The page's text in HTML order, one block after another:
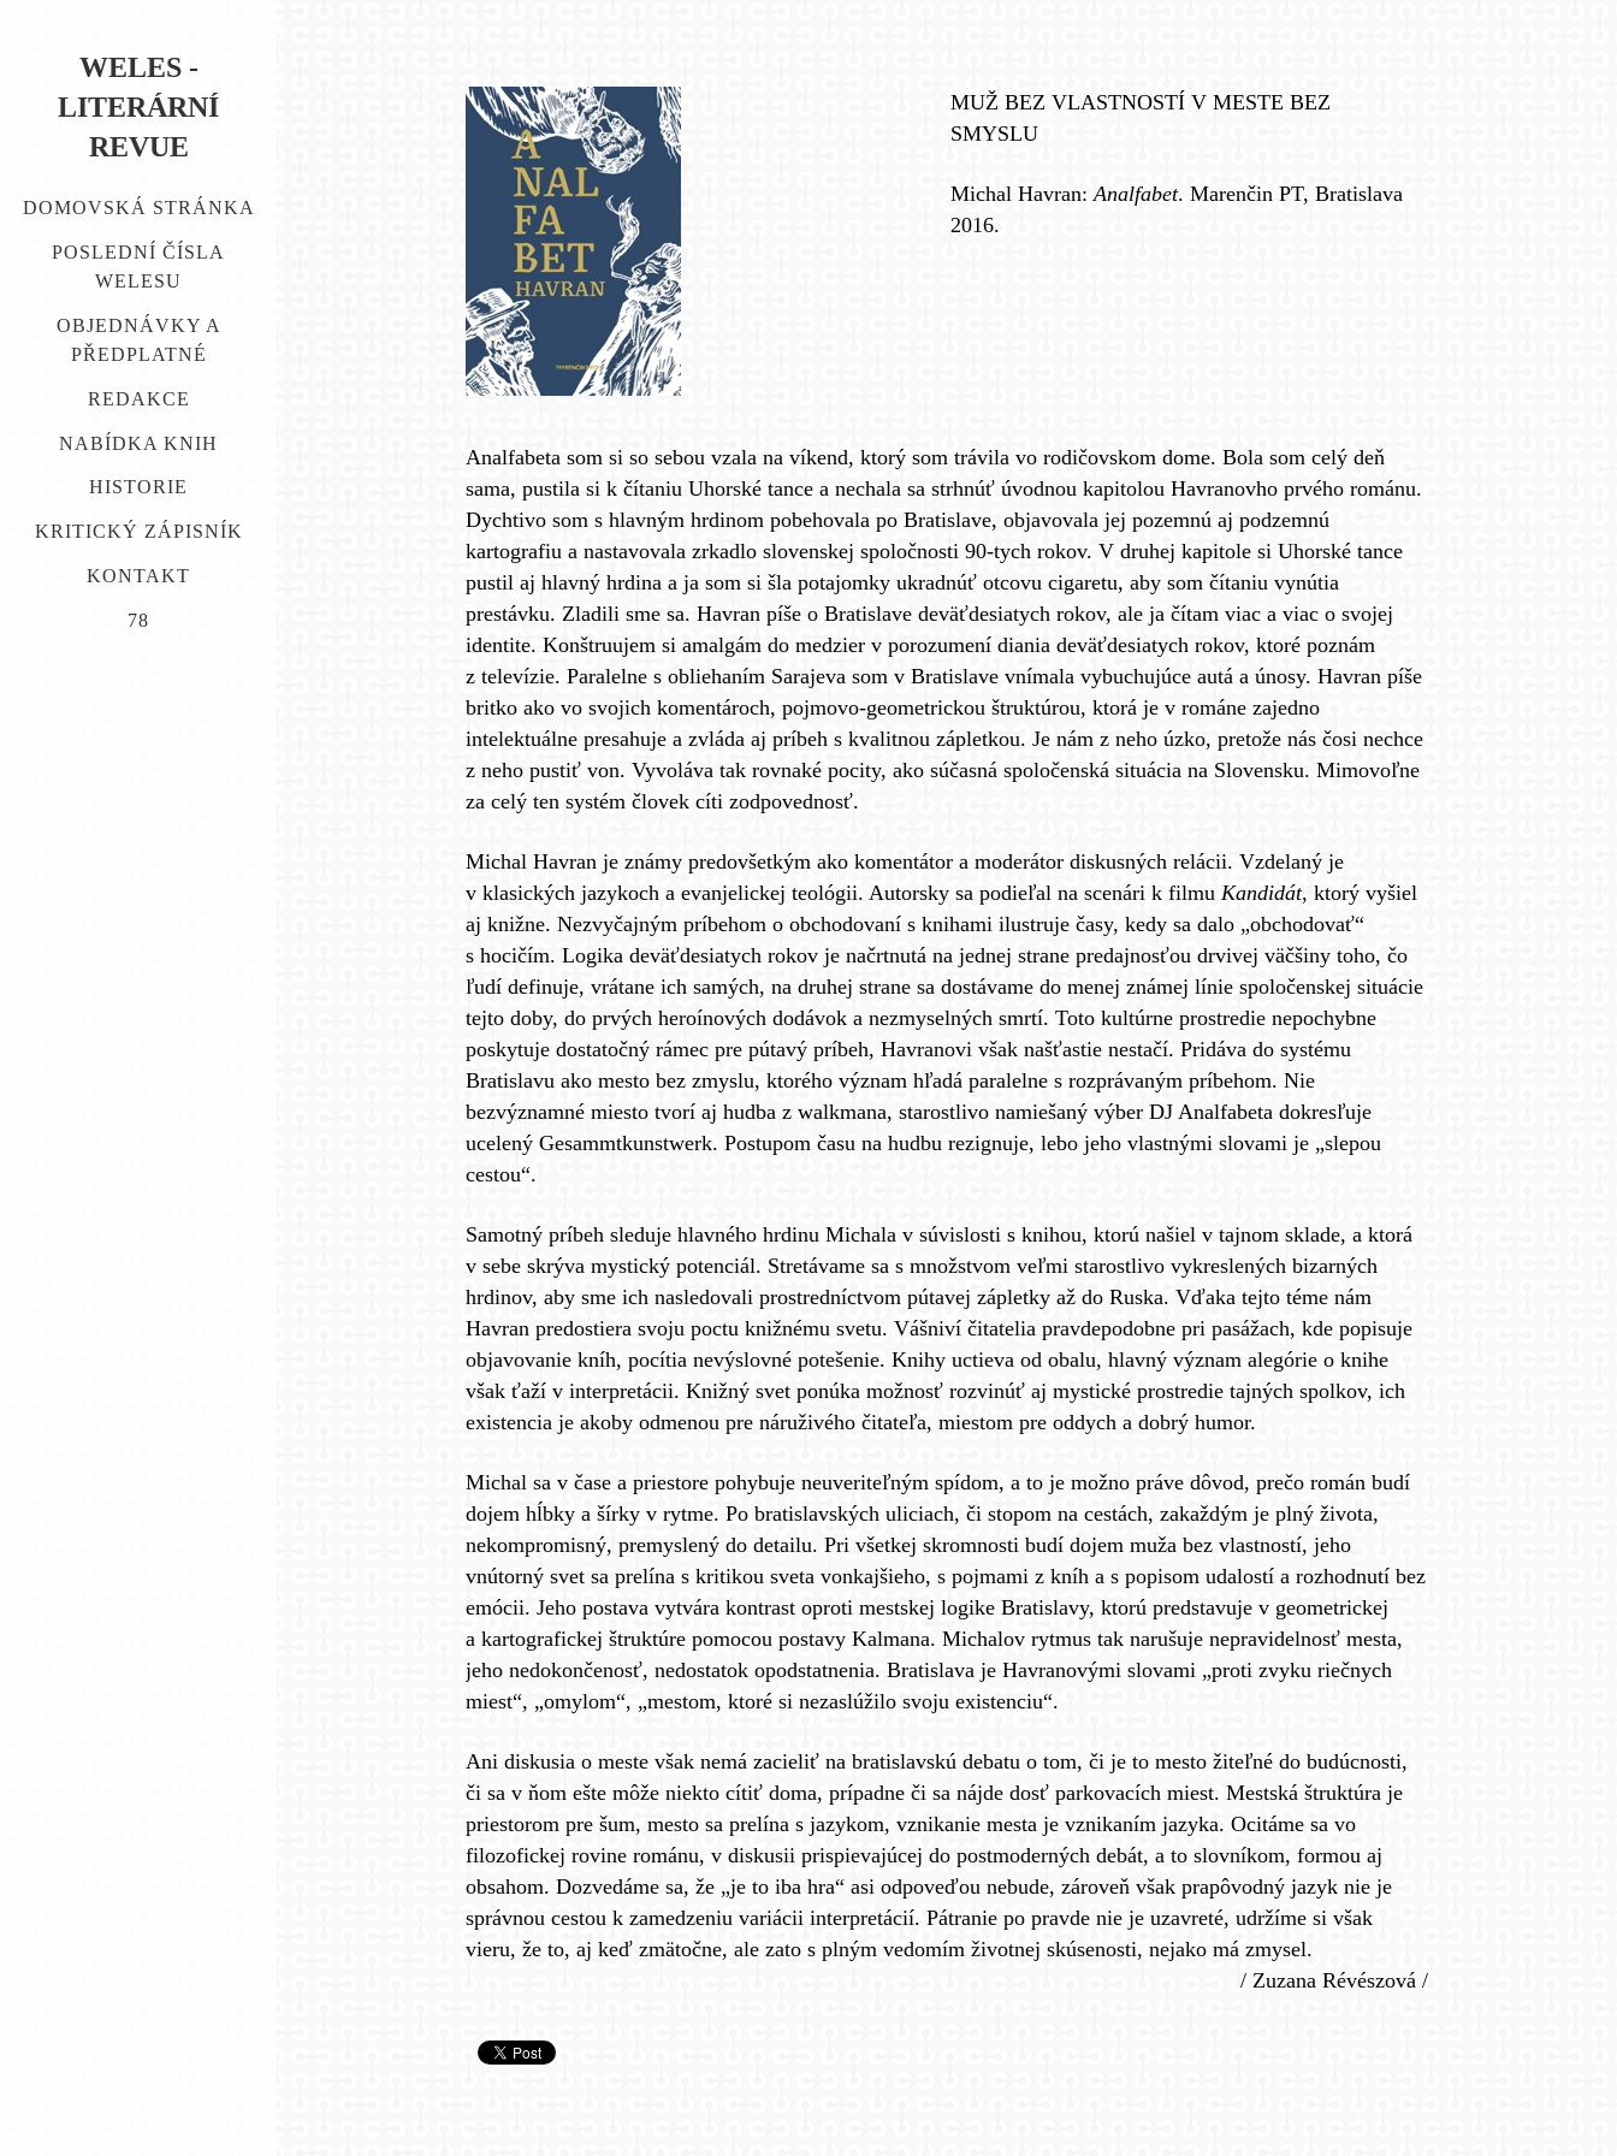
WELES -
LITERÁRNÍ
REVUE
DOMOVSKÁ STRÁNKA
POSLEDNÍ ČÍSLA
WELESU
OBJEDNÁVKY A
PŘEDPLATNÉ
REDAKCE
NABÍDKA KNIH
HISTORIE
KRITICKÝ ZÁPISNÍK
KONTAKT
78
MUŽ BEZ VLASTNOSTÍ V MESTE BEZ
SMYSLU
Michal Havran:Analfabet. Marenčin PT, Bratislava
2016.
Analfabeta som si so sebou vzala na víkend, ktorý som trávila vo rodičovskom dome. Bola som celý deň
sama, pustila si k čítaniu Uhorské tance a nechala sa strhnúť úvodnou kapitolou Havranovho prvého románu.
Dychtivo som s hlavným hrdinom pobehovala po Bratislave, objavovala jej pozemnú aj podzemnú
kartografiu a nastavovala zrkadlo slovenskej spoločnosti 90-tych rokov. V druhej kapitole si Uhorské tance
pustil aj hlavný hrdina a ja som si šla potajomky ukradnúť otcovu cigaretu, aby som čítaniu vynútia
prestávku. Zladili sme sa. Havran píše o Bratislave deväťdesiatych rokov, ale ja čítam viac a viac o svojej
identite. Konštruujem si amalgám do medzier v porozumení diania deväťdesiatych rokov, ktoré poznám
z televízie. Paralelne s obliehaním Sarajeva som v Bratislave vnímala vybuchujúce autá a únosy. Havran píše
britko ako vo svojich komentároch, pojmovo-geometrickou štruktúrou, ktorá je v románe zajedno
intelektuálne presahuje a zvláda aj príbeh s kvalitnou zápletkou. Je nám z neho úzko, pretože nás čosi nechce
z neho pustiť von. Vyvoláva tak rovnaké pocity, ako súčasná spoločenská situácia na Slovensku. Mimovoľne
za celý ten systém človek cíti zodpovednosť.
Michal Havran je známy predovšetkým ako komentátor a moderátor diskusných relácii. Vzdelaný je
v klasických jazykoch a evanjelickej teológii. Autorsky sa podieľal na scenári k filmu Kandidát, ktorý vyšiel
aj knižne. Nezvyčajným príbehom o obchodovaní s knihami ilustruje časy, kedy sa dalo „obchodovať“
s hocičím. Logika deväťdesiatych rokov je načrtnutá na jednej strane predajnosťou drvivej väčšiny toho, čo
ľudí definuje, vrátane ich samých, na druhej strane sa dostávame do menej známej línie spoločenskej situácie
tejto doby, do prvých heroínových dodávok a nezmyselných smrtí. Toto kultúrne prostredie nepochybne
poskytuje dostatočný rámec pre pútavý príbeh, Havranovi však našťastie nestačí. Pridáva do systému
Bratislavu ako mesto bez zmyslu, ktorého význam hľadá paralelne s rozprávaným príbehom. Nie
bezvýznamné miesto tvorí aj hudba z walkmana, starostlivo namiešaný výber DJ Analfabeta dokresľuje
ucelený Gesammtkunstwerk. Postupom času na hudbu rezignuje, lebo jeho vlastnými slovami je „slepou
cestou“.
Samotný príbeh sleduje hlavného hrdinu Michala v súvislosti s knihou, ktorú našiel v tajnom sklade, a ktorá
v sebe skrýva mystický potenciál. Stretávame sa s množstvom veľmi starostlivo vykreslených bizarných
hrdinov, aby sme ich nasledovali prostredníctvom pútavej zápletky až do Ruska. Vďaka tejto téme nám
Havran predostiera svoju poctu knižnému svetu. Vášniví čitatelia pravdepodobne pri pasážach, kde popisuje
objavovanie kníh, pocítia nevýslovné potešenie. Knihy uctieva od obalu, hlavný význam alegórie o knihe
však ťaží v interpretácii. Knižný svet ponúka možnosť rozvinúť aj mystické prostredie tajných spolkov, ich
existencia je akoby odmenou pre náruživého čitateľa, miestom pre oddych a dobrý humor.
Michal sa v čase a priestore pohybuje neuveriteľným spídom, a to je možno práve dôvod, prečo román budí
dojem hĺbky a šírky v rytme. Po bratislavských uliciach, či stopom na cestách, zakaždým je plný života,
nekompromisný, premyslený do detailu. Pri všetkej skromnosti budí dojem muža bez vlastností, jeho
vnútorný svet sa prelína s kritikou sveta vonkajšieho, s pojmami z kníh a s popisom udalostí a rozhodnutí bez
emócii. Jeho postava vytvára kontrast oproti mestskej logike Bratislavy, ktorú predstavuje v geometrickej
a kartografickej štruktúre pomocou postavy Kalmana. Michalov rytmus tak narušuje nepravidelnosť mesta,
jeho nedokončenosť, nedostatok opodstatnenia. Bratislava je Havranovými slovami „proti zvyku riečnych
miest“, „omylom“, „mestom, ktoré si nezaslúžilo svoju existenciu“.
Ani diskusia o meste však nemá zacieliť na bratislavskú debatu o tom, či je to mesto žiteľné do budúcnosti,
či sa v ňom ešte môže niekto cítiť doma, prípadne či sa nájde dosť parkovacích miest. Mestská štruktúra je
priestorom pre šum, mesto sa prelína s jazykom, vznikanie mesta je vznikaním jazyka. Ocitáme sa vo
filozofickej rovine románu, v diskusii prispievajúcej do postmoderných debát, a to slovníkom, formou aj
obsahom. Dozvedáme sa, že „je to iba hra“ asi odpoveďou nebude, zároveň však prapôvodný jazyk nie je
správnou cestou k zamedzeniu variácii interpretácií. Pátranie po pravde nie je uzavreté, udržíme si však
vieru, že to, aj keď zmätočne, ale zato s plným vedomím životnej skúsenosti, nejako má zmysel.
/ Zuzana Révészová /